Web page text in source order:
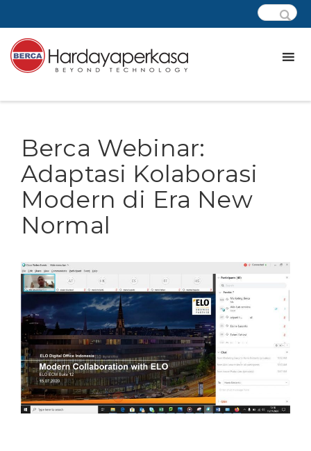
Berca Webinar:
Adaptasi Kolaborasi
Modern di Era New
Normal